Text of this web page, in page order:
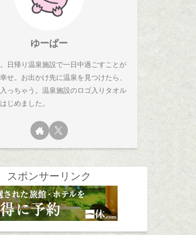
ゆーぱー
日帰り温泉施設で一日中過ごすことが
せ。お出かけ先に温泉を見つけたら、
っちゃう。温泉施設のロゴ入りタオル
じめました。
スポンサーリンク